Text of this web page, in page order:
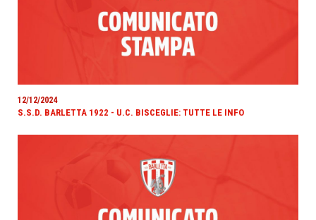
12/12/2024
S.S.D. BARLETTA 1922 - U.C. BISCEGLIE: TUTTE LE INFO